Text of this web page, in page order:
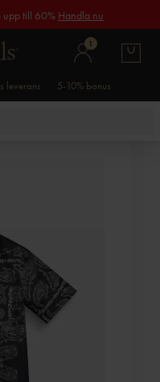
upp till 60% Handla nu
1
leverans 5-10% bonus